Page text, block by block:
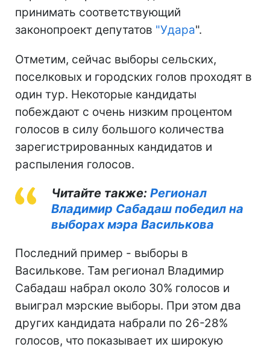
принимать соответствующий
законопроект депутатов "Удара".
Отметим, сейчас выборы сельских,
поселковых и городских голов проходят в
один тур. Некоторые кандидаты
побеждают с очень низким процентом
голосов в силу большого количества
зарегистрированных кандидатов и
распыления голосов.
Читайте также: Регионал
Владимир Сабадаш победил на
выборах мэра Василькова
Последний пример - выборы в
Василькове. Там регионал Владимир
Сабадаш набрал около 30% голосов и
выиграл мэрские выборы. При этом два
других кандидата набрали по 26-28%
голосов, что показывает их широкую